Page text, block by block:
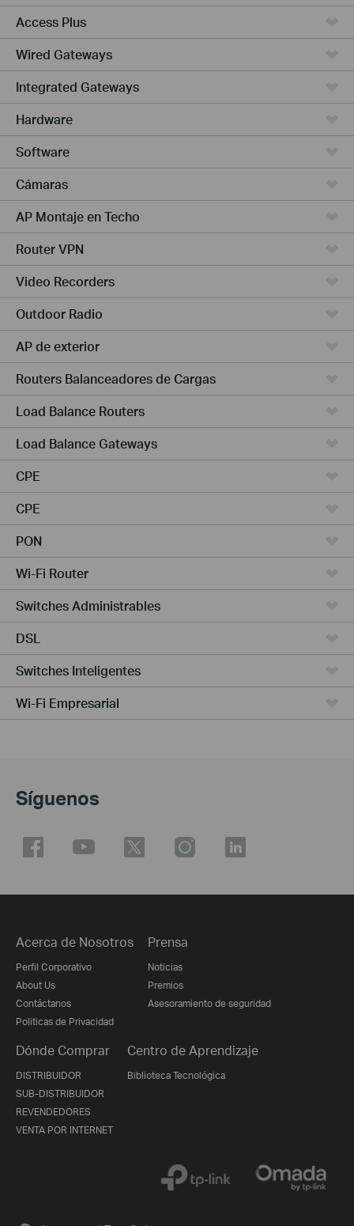
Access Plus
Wired Gateways
Integrated Gateways
Hardware
Software
Cámaras
AP Montaje en Techo
Router VPN
Video Recorders
Outdoor Radio
AP de exterior
Routers Balanceadores de Cargas
Load Balance Routers
Load Balance Gateways
CPE
CPE
PON
Wi-Fi Router
Switches Administrables
DSL
Switches Inteligentes
Wi-Fi Empresarial
Síguenos
Acerca de Nosotros
Perfil Corporativo
About Us
Contáctanos
Politicas de Privacidad
Prensa
Noticias
Premios
Asesoramiento de seguridad
Dónde Comprar
DISTRIBUIDOR
SUB-DISTRIBUIDOR
REVENDEDORES
VENTA POR INTERNET
Centro de Aprendizaje
Biblioteca Tecnológica